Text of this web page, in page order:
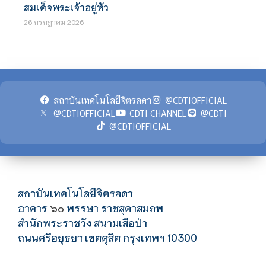
สมเด็จพระเจ้าอยู่หัว
26 กรกฎาคม 2026
สถาบันเทคโนโลยีจิตรลดา
@CDTIOFFICIAL
@CDTIOFFICIAL
CDTI CHANNEL
@CDTI
@CDTIOFFICIAL
สถาบันเทคโนโลยีจิตรลดา
อาคาร ๖๐ พรรษา ราชสุดาสมภพ
สำนักพระราชวัง สนามเสือป่า
ถนนศรีอยุธยา เขตดุสิต กรุงเทพฯ 10300